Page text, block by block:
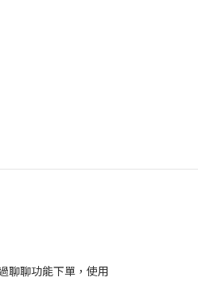
聊聊功能下單，使用